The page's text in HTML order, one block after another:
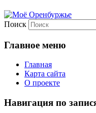
Поиск
Главное меню
Главная
Карта сайта
О проекте
Навигация по